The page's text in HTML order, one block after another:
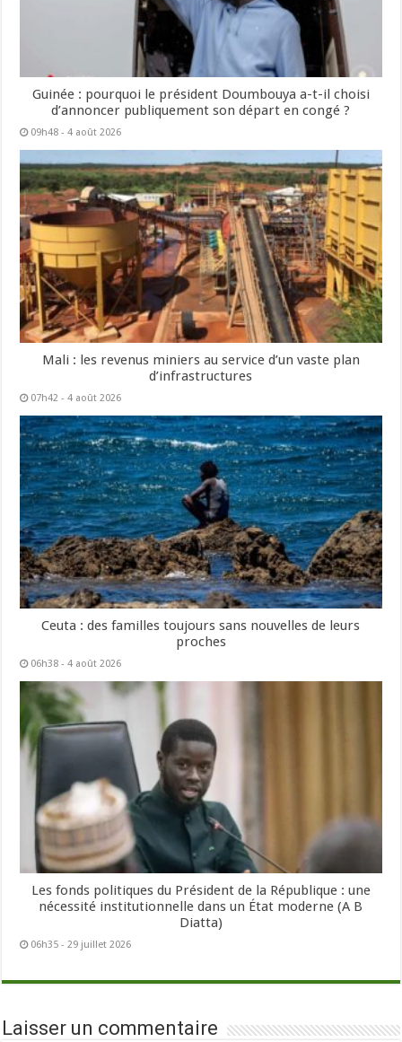
Guinée : pourquoi le président Doumbouya a-t-il choisi
d’annoncer publiquement son départ en congé ?
09h48 - 4 août 2026
Mali : les revenus miniers au service d’un vaste plan
d’infrastructures
07h42 - 4 août 2026
Ceuta : des familles toujours sans nouvelles de leurs
proches
06h38 - 4 août 2026
Les fonds politiques du Président de la République : une
nécessité institutionnelle dans un État moderne (A B
Diatta)
06h35 - 29 juillet 2026
Laisser un commentaire